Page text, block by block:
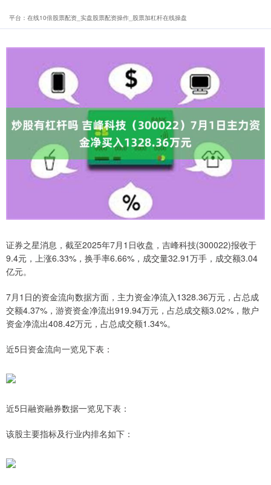
平台：在线10倍股票配资_实盘股票配资操作_股票加杠杆在线操盘
证券之星消息，截至2025年7月1日收盘，吉峰科技(300022)报收于
9.4元，上涨6.33%，换手率6.66%，成交量32.91万手，成交额3.04
亿元。
7月1日的资金流向数据方面，主力资金净流入1328.36万元，占总成
交额4.37%，游资资金净流出919.94万元，占总成交额3.02%，散户
资金净流出408.42万元，占总成交额1.34%。
近5日资金流向一览见下表：
近5日融资融券数据一览见下表：
该股主要指标及行业内排名如下：